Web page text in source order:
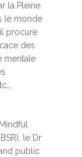
la Pleine
le monde
procure
des
mentale
le Dr
public